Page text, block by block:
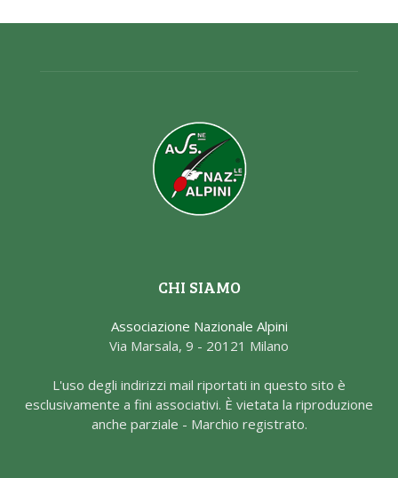
CHI SIAMO
Associazione Nazionale Alpini
Via Marsala, 9 - 20121 Milano
L'uso degli indirizzi mail riportati in questo sito è
esclusivamente a fini associativi. È vietata la riproduzione
anche parziale - Marchio registrato.